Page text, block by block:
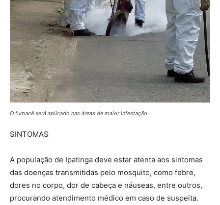
O fumacê será aplicado nas áreas de maior infestação
SINTOMAS
A população de Ipatinga deve estar atenta aos sintomas
das doenças transmitidas pelo mosquito, como febre,
dores no corpo, dor de cabeça e náuseas, entre outros,
procurando atendimento médico em caso de suspeita.